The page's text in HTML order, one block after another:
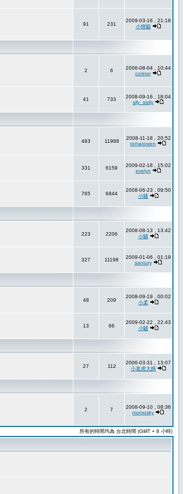
91 231
2009-03-16 , 21:18
小狸貓
2 6
2006-08-04 , 10:44
coriner
41 733
2008-09-16 , 18:04
sily_sisily
483 11988
2008-11-18 , 20:52
tomatowen
331 6159
2009-02-18 , 15:02
evelyn
765 6844
2008-06-23 , 09:50
小騷
223 2206
2008-08-13 , 13:42
小騷
327 11198
2009-01-06 , 01:19
santury
48 209
2008-09-19 , 00:02
小柔
13 66
2009-02-22 , 22:43
小騷
27 112
2006-03-31 , 13:07
小老虎大媽
2 7
2008-09-10 , 08:36
momosky
所有的時間均為 台北時間 (GMT + 8 小時)